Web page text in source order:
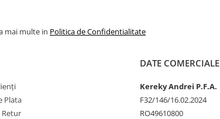
mai multe in Politica de Confidentialitate
Plata
Retur
DATE COMERCIALE
Kereky Andrei P.F.A.
F32/146/16.02.2024
RO49610800